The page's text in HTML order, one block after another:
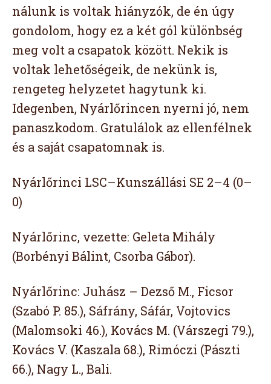
nálunk is voltak hiányzók, de én úgy
gondolom, hogy ez a két gól különbség
meg volt a csapatok között. Nekik is
voltak lehetőségeik, de nekünk is,
rengeteg helyzetet hagytunk ki.
Idegenben, Nyárlőrincen nyerni jó, nem
panaszkodom. Gratulálok az ellenfélnek
és a saját csapatomnak is.
Nyárlőrinci LSC–Kunszállási SE 2–4 (0–
0)
Nyárlőrinc, vezette: Geleta Mihály
(Borbényi Bálint, Csorba Gábor).
Nyárlőrinc: Juhász – Dezső M., Ficsor
(Szabó P. 85.), Sáfrány, Sáfár, Vojtovics
(Malomsoki 46.), Kovács M. (Várszegi 79.),
Kovács V. (Kaszala 68.), Rimóczi (Pászti
66.), Nagy L., Bali.